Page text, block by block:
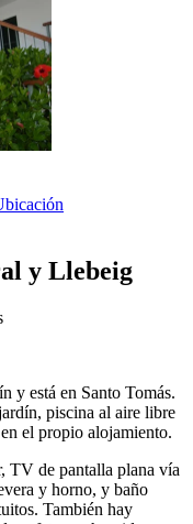
y Llebeig
y está en Santo Tomás.
piscina al aire libre
el propio alojamiento.
TV de pantalla plana vía
y horno, y baño
También hay